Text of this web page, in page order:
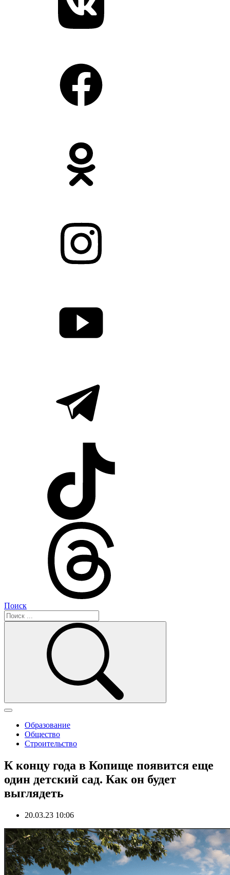
Поиск
Образование
Общество
Строительство
К концу года в Копище появится еще
один детский сад. Как он будет
выглядеть
20.03.23 10:06